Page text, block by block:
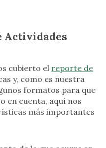
Actividades
cubierto el reporte de
y, como es nuestra
formatos para que
en cuenta, aquí nos
más importantes